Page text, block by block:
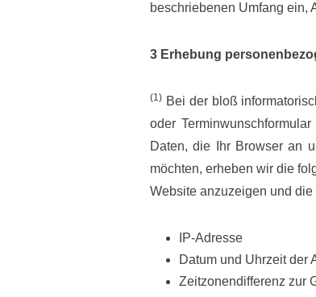
beschriebenen Umfang ein,
3 Erhebung
(1) Bei der bloß
oder
Daten, die Ihr Browser an
möchten, erheben wir die
Website anzuzeigen und
IP-Adresse
Datum und Uhrzeit der
Zeitzonendifferenz zur